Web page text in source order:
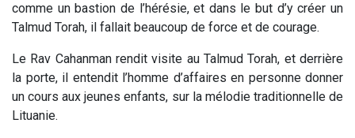
comme un bastion de l’hérésie, et dans le but d’y créer un
Talmud Torah, il fallait beaucoup de force et de courage.
Le Rav Cahanman rendit visite au Talmud Torah, et derrière
la porte, il entendit l’homme d’affaires en personne donner
un cours aux jeunes enfants, sur la mélodie traditionnelle de
Lituanie.